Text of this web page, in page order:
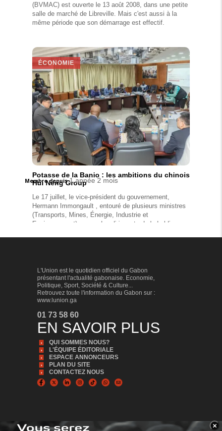
(BVMAC) est ouverte le 13 août 2008, dans une petite
salle de marché de Libreville. Mais c'est aussi à la
même période que son démarrage est effectif.
ÉCONOMIE
Potasse de la Banio : les ambitions du chinois
Hui Neng Group
Le 17 juillet, le vice-président du gouvernement,
Hermann Immongault , entouré de plusieurs ministres
(Transports, Mines, Énergie, Industrie et
Environnement), a reçu les dirigeants de la holding
ÉCONOMIE
Le 9 juillet 2026, la Banque des États de l’Afrique
Membre depuis1 année 2 mois
×
L'Union est le quotidien officiel du Gabon
présentant l'actualité gabonaise. Economie,
Politique, Sport, Société & Culture...
Retrouvez toute l'information du Gabon sur :
www.lunion.ga
01 73 58 60
EN SAVOIR PLUS
QUI SOMMES NOUS?
L'ÉQUIPE ÉDITORIALE
ESPACE ANNONCEURS
PLAN DU SITE
CONTACTEZ NOUS